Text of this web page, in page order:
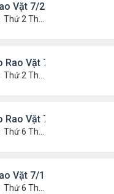
Vặt 7/23/21- 7/30/21
Thứ 2 Tháng 7 26, 2021 4:19 pm
Rao Vặt 7/23/21- 7/30/21
Thứ 2 Tháng 7 26, 2021 4:13 pm
Rao Vặt 7/16/21- 7/23/21
Thứ 6 Tháng 7 16, 2021 10:33 am
Vặt 7/16/21- 7/23/21
Thứ 6 Tháng 7 16, 2021 10:25 am